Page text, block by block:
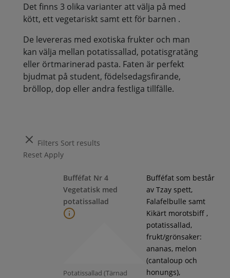
Det finns 3 olika varianter att välja på med
kött, ett vegetariskt samt ett för barnen .
De levereras med exotiska frukter och man
kan välja mellan potatissallad, potatisgratäng
eller örtmarinerad pasta. Faten är perfekt
bjudmat på student, födelsedagsfirande,
bröllop, dop eller andra festliga tillfälle.
Filters Sort results
Reset Apply
Bufféfat Nr 4
Vegetatisk med
potatissallad
Potatissallad (Tärnad
Bufféfat som består
av Tzay spett,
Falafelbulle samt
Kikärt morotsbiff ,
potatissallad,
frukt/grönsaker:
ananas, melon
(cantaloup och
honungs),